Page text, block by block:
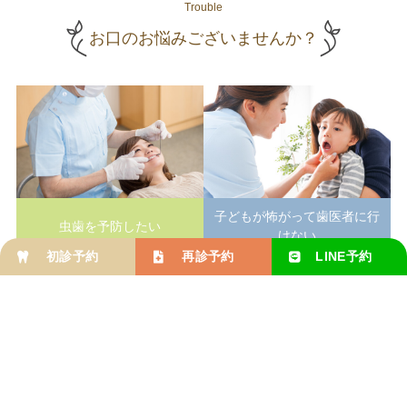
Trouble
お口のお悩みございませんか？
虫歯を予防したい
子どもが怖がって歯医者に行
けない
健康な永久歯を育てたい
初診予約 再診予約 LINE予約